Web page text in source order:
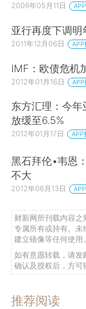
2009年05月11日
亚行再度下调
2011年12月06日 APP
IMF：欧债危机
2012年01月16日 APP
东方汇理：今年
放缓至6.5%
2012年01月17日 APP
黑石拜伦•韦恩
不大
2012年06月13日
财新网所刊载内容
专属所有或持有。未
建立镜像等任何使用。
如有意愿转载，请发
确认及授权后，方可
推荐阅读